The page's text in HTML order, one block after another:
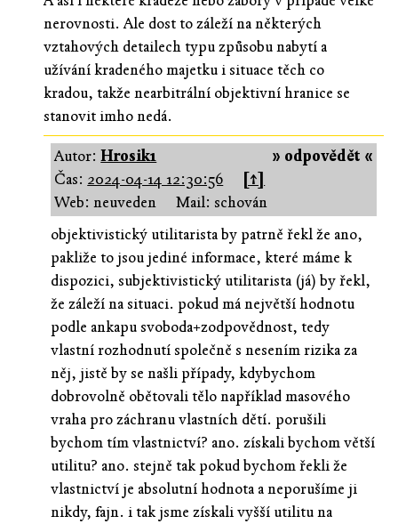
nerovnosti. Ale dost to záleží na některých
vztahových detailech typu způsobu nabytí a
užívání kradeného majetku i situace těch co
kradou, takže nearbitrální objektivní hranice se
stanovit imho nedá.
» odpovědět «
Autor:Hrosik1
Čas: 2024-04-14 12:30:56
[↑]
Web: neuveden
Mail: schován
objektivistický utilitarista by patrně řekl že ano,
pakliže to jsou jediné informace, které máme k
dispozici, subjektivistický utilitarista (já) by řekl,
že záleží na situaci. pokud má největší hodnotu
podle ankapu svoboda+zodpovědnost, tedy
vlastní rozhodnutí společně s nesením rizika za
něj, jistě by se našli případy, kdybychom
dobrovolně obětovali tělo například masového
vraha pro záchranu vlastních dětí. porušili
bychom tím vlastnictví? ano. získali bychom větší
utilitu? ano. stejně tak pokud bychom řekli že
vlastnictví je absolutní hodnota a neporušíme ji
nikdy, fajn. i tak jsme získali vyšší utilitu na